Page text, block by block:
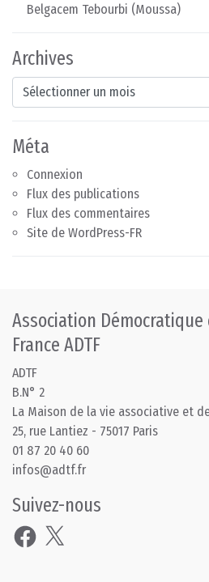
Belgacem Tebourbi (Moussa)
Archives
Archives
Méta
Connexion
Flux des publications
Flux des commentaires
Site de WordPress-FR
Association
France ADTF
ADTF
B.N° 2
La Maison de la vie associative et
25, rue Lantiez - 75017 Paris
01 87 20 40 60
infos@adtf.fr
Suivez-nous
Facebook
X